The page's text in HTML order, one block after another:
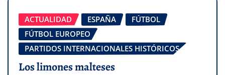
ACTUALIDAD ESPAÑA
FÚTBOL
FÚTBOL EUROPEO
PARTIDOS INTERNACIONALES HISTÓRICOS
Los limones malteses